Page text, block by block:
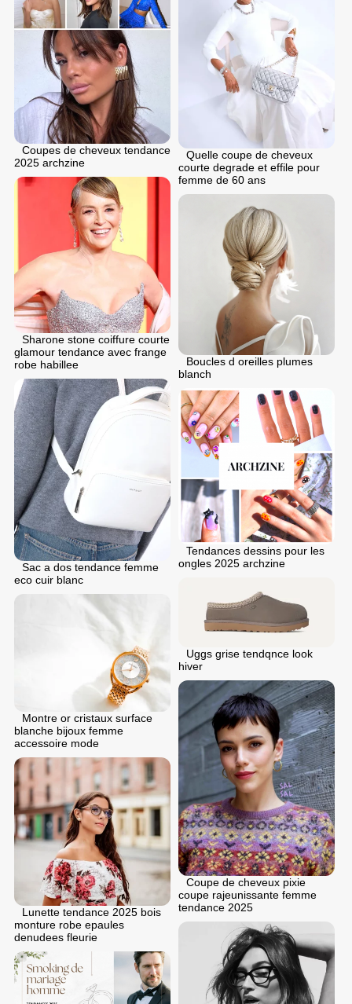
Coupes de cheveux tendance
2025 archzine
Quelle coupe de cheveux
courte degrade et effile pour
femme de 60 ans
Sharone stone coiffure courte
glamour tendance avec frange
robe habillee
Boucles d oreilles plumes
blanch
Sac a dos tendance femme
eco cuir blanc
Tendances dessins pour les
ongles 2025 archzine
Uggs grise tendqnce look
hiver
Montre or cristaux surface
blanche bijoux femme
accessoire mode
Coupe de cheveux pixie
coupe rajeunissante femme
tendance 2025
Lunette tendance 2025 bois
monture robe epaules
denudees fleurie